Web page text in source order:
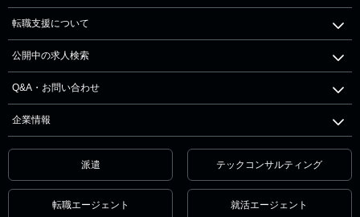
転職支援について
公開中の求人検索
Q&A・お問い合わせ
企業情報
派遣 テックコンサルティング
転職エージェント 就活エージェント